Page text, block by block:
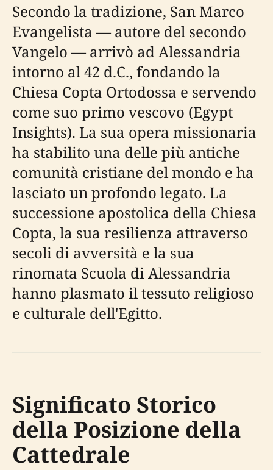
Secondo la tradizione, San Marco
Evangelista — autore del secondo
Vangelo — arrivò ad Alessandria
intorno al 42 d.C., fondando la
Chiesa Copta Ortodossa e servendo
come suo primo vescovo (Egypt
Insights). La sua opera missionaria
ha stabilito una delle più antiche
comunità cristiane del mondo e ha
lasciato un profondo legato. La
successione apostolica della Chiesa
Copta, la sua resilienza attraverso
secoli di avversità e la sua
rinomata Scuola di Alessandria
hanno plasmato il tessuto religioso
e culturale dell'Egitto.
Significato Storico
della Posizione della
Cattedrale